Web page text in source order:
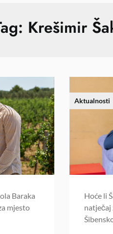
Krešimir
Baraka
mjesto
Aktualnosti
Hoće li
natječaj